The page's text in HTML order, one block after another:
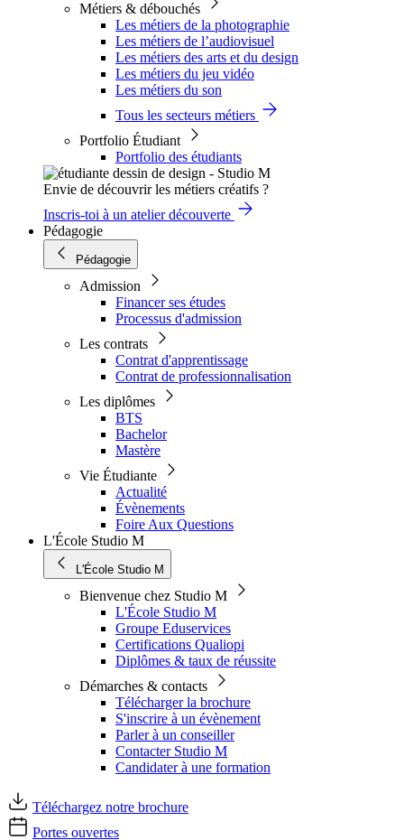
Métiers & débouchés
Les métiers de la photographie
Les métiers de l’audiovisuel
Les métiers des arts et du design
Les métiers du jeu vidéo
Les métiers du son
Tous les secteurs métiers
Portfolio Étudiant
Portfolio des étudiants
Envie de découvrir les métiers créatifs ?
Inscris-toi à un atelier découverte
Pédagogie
Pédagogie
Admission
Financer ses études
Processus d'admission
Les contrats
Contrat d'apprentissage
Contrat de professionnalisation
Les diplômes
BTS
Bachelor
Mastère
Vie Étudiante
Actualité
Évènements
Foire Aux Questions
L'École Studio M
L'École Studio M
Bienvenue chez Studio M
L'École Studio M
Groupe Eduservices
Certifications Qualiopi
Diplômes & taux de réussite
Démarches & contacts
Télécharger la brochure
S'inscrire à un évènement
Parler à un conseiller
Contacter Studio M
Candidater à une formation
Téléchargez notre brochure
Portes ouvertes